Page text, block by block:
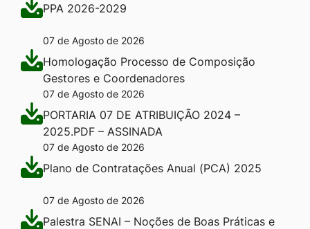
PPA 2026-2029
07 de Agosto de 2026
Homologação Processo de Composição
Gestores e Coordenadores
07 de Agosto de 2026
PORTARIA 07 DE ATRIBUIÇÃO 2024 –
2025.PDF – ASSINADA
07 de Agosto de 2026
Plano de Contratações Anual (PCA) 2025
07 de Agosto de 2026
Palestra SENAI – Noções de Boas Práticas e